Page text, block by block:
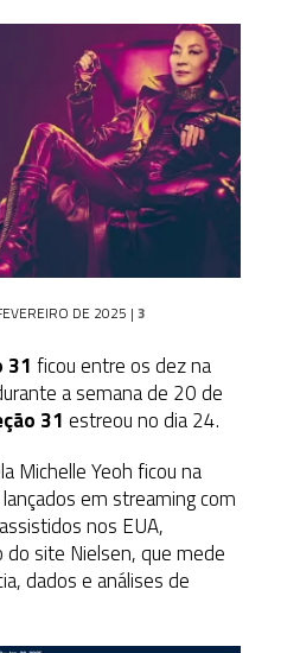
DE 2025 | 3
31 ficou entre os dez na
a semana de 20 de
31 estreou no dia 24.
Michelle Yeoh ficou na
em streaming com
nos EUA,
site Nielsen, que mede
dados e análises de